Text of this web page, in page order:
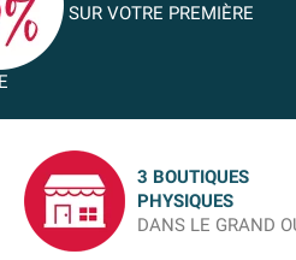
SUR VOTRE PREMIÈRE
3 BOUTIQUES
PHYSIQUES
DANS LE GRAND